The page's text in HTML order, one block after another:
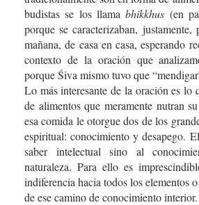
budistas se los llamabhikkhus (en
porque se caracterizaban,
mañana, de casa en casa, esperando
contexto de la oración que
porque Śiva mismo tuvo que
Lo más interesante de la oración es lo
de alimentos que meramente nutran
esa comida le otorgue dos de los
espiritual: conocimiento y desapego. El
saber intelectual sino al
naturaleza. Para ello es
indiferencia hacia todos los elementos
de ese camino de conocimiento interior.